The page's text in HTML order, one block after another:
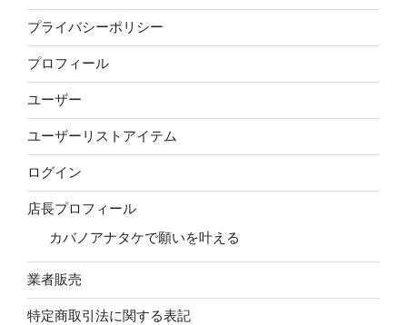
プライバシーポリシー
プロフィール
ユーザー
ユーザーリストアイテム
ログイン
店長プロフィール
カバノアナタケで願いを叶える
業者販売
特定商取引法に関する表記